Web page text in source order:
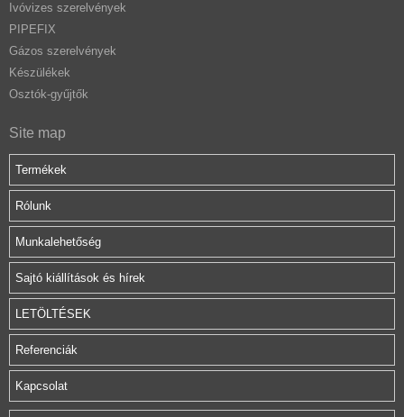
Ivóvizes szerelvények
PIPEFIX
Gázos szerelvények
Készülékek
Osztók-gyűjtők
Site map
Termékek
Rólunk
Munkalehetőség
Sajtó kiállítások és hírek
LETÖLTÉSEK
Referenciák
Kapcsolat